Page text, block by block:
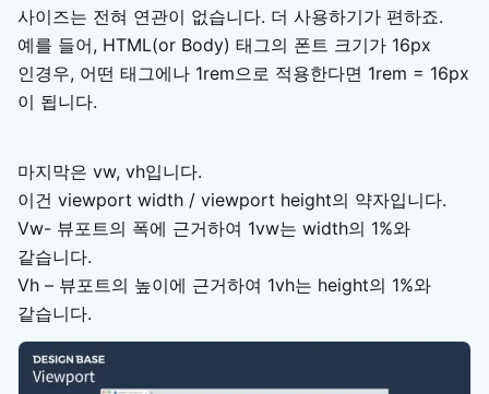
사이즈는 전혀 연관이 없습니다. 더 사용하기가 편하죠.
예를 들어, HTML(or Body) 태그의 폰트 크기가 16px
인경우, 어떤 태그에나 1rem으로 적용한다면 1rem = 16px
이 됩니다.
마지막은 vw, vh입니다.
이건 viewport width / viewport height의 약자입니다.
Vw- 뷰포트의 폭에 근거하여 1vw는 width의 1%와
같습니다.
Vh – 뷰포트의 높이에 근거하여 1vh는 height의 1%와
같습니다.